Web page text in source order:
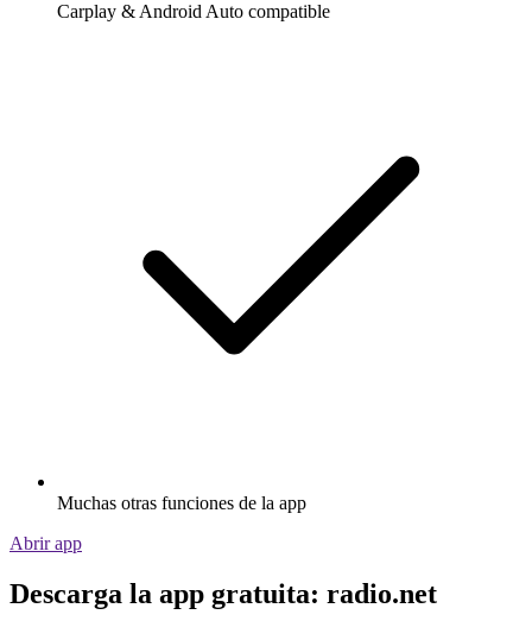
Carplay & Android Auto compatible
Muchas otras funciones de la app
Abrir app
Descarga la app gratuita: radio.net